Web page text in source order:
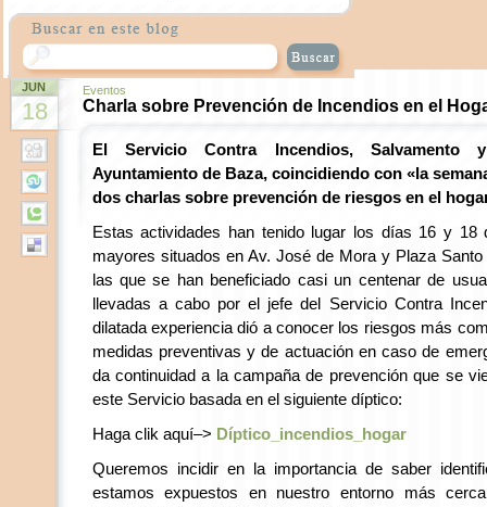
JUN
18
Eventos
Charla sobre Prevención de Incendios en el
El Servicio Contra Incendios, Salvamento
Ayuntamiento de Baza, coincidiendo con «la
dos charlas sobre prevención de riesgos en el
Estas actividades han tenido lugar los días 16 y 18
mayores situados en Av. José de Mora y Plaza
las que se han beneficiado casi un centenar de
llevadas a cabo por el jefe del Servicio Contra
dilatada experiencia dió a conocer los riesgos más
medidas preventivas y de actuación en caso de
da continuidad a la campaña de prevención que se
este Servicio basada en el siguiente díptico:
Haga clik aquí–> Díptico_incendios_hogar
Queremos incidir en la importancia de saber
estamos expuestos en nuestro entorno más